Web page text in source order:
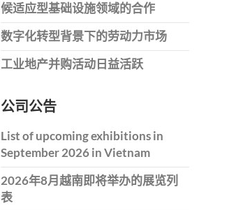
候适应型基础设施领域的合作
数字化转型背景下的劳动力市场
工业地产并购活动日益活跃
公司公告
List of upcoming exhibitions in
September 2026 in Vietnam
2026年8月越南即将举办的展览列
表